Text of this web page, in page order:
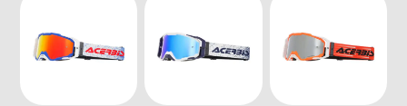
45,00 €. 45,00 €.